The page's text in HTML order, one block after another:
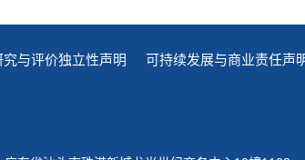
究与评价独立性声明 可持续发展与商业责任声